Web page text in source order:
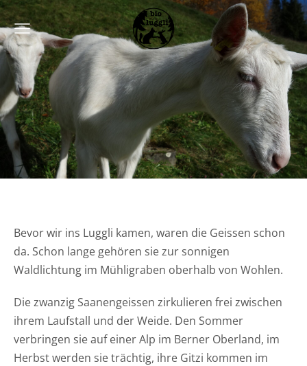
Bevor wir ins Luggli kamen, waren die Geissen schon
da. Schon lange gehören sie zur sonnigen
Waldlichtung im Mühligraben oberhalb von Wohlen.
Die zwanzig Saanengeissen zirkulieren frei zwischen
ihrem Laufstall und der Weide. Den Sommer
verbringen sie auf einer Alp im Berner Oberland, im
Herbst werden sie trächtig, ihre Gitzi kommen im